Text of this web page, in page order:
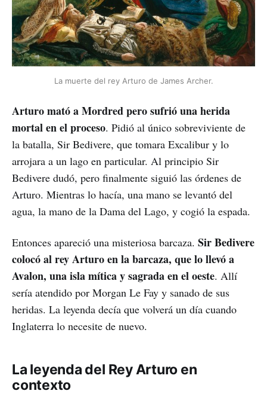
La muerte del rey Arturo de James Archer.
Arturo mató a Mordred pero sufrió una herida
mortal en el proceso. Pidió al único sobreviviente de
la batalla, Sir Bedivere, que tomara Excalibur y lo
arrojara a un lago en particular. Al principio Sir
Bedivere dudó, pero finalmente siguió las órdenes de
Arturo. Mientras lo hacía, una mano se levantó del
agua, la mano de la Dama del Lago, y cogió la espada.
Entonces apareció una misteriosa barcaza. Sir Bedivere
colocó al rey Arturo en la barcaza, que lo llevó a
Avalon, una isla mítica y sagrada en el oeste. Allí
sería atendido por Morgan Le Fay y sanado de sus
heridas. La leyenda decía que volverá un día cuando
Inglaterra lo necesite de nuevo.
La leyenda del Rey Arturo en
contexto